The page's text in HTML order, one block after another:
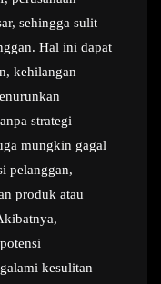
sehingga sulit
Hal ini dapat
kehilangan
strategi
mungkin gagal
pelanggan,
produk atau
kesulitan